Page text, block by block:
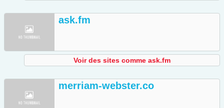
ask.fm
Voir des sites comme ask.fm
merriam-webster.co